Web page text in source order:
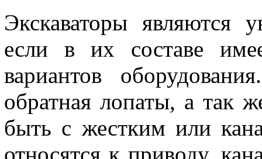
Экскаваторы являются
если в их составе
вариантов
обратная лопаты, а так
быть с жестким или
относятся к приводу,